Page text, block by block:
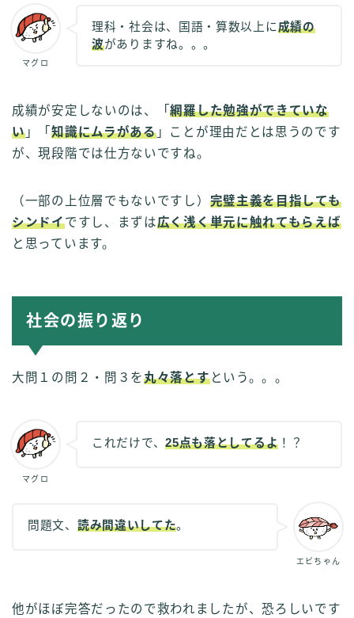
マグロ
理科・社会は、国語・算数以上に成績の
波がありますね。。。
成績が安定しないのは、「網羅した勉強ができていな
い」「知識にムラがある」ことが理由だとは思うのです
が、現段階では仕方ないですね。
（一部の上位層でもないですし） 完璧主義を目指しても
シンドイですし、まずは広く浅く単元に触れてもらえば
と思っています。
社会の振り返り
大問１の問２・問３を丸々落とすという。。。
マグロ
これだけで、25点も落としてるよ ！？
エビちゃん
問題文、 読み間違いしてた。
他がほぼ完答だったので救われましたが、恐ろしいです